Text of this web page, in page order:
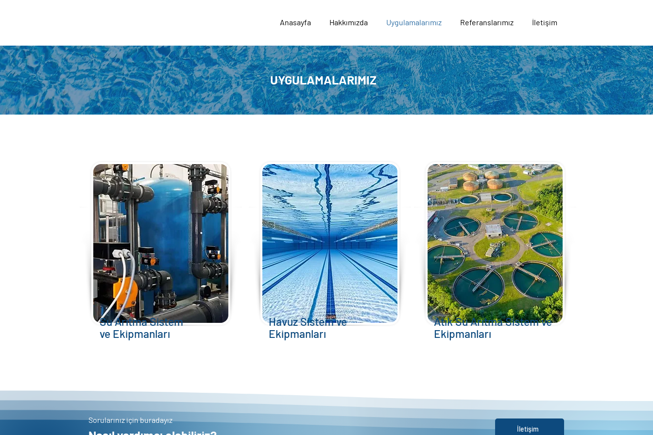
Anasayfa Hakkımızda Uygulamalarımız Referanslarımız İletişim
UYGULAMALARIMIZ
Su Arıtma Sistem
ve Ekipmanları
Havuz Sistem ve
Ekipmanları
Atık Su Arıtma Sistem ve
Ekipmanları
Sorularınız için buradayız
İletişim